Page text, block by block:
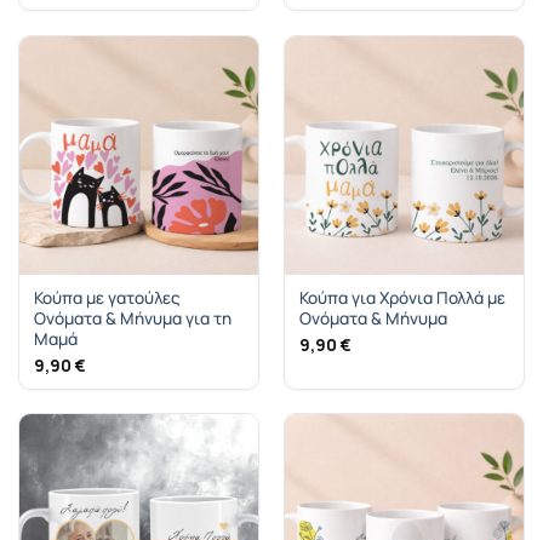
Κούπα με γατούλες
Ονόματα & Μήνυμα για τη
Μαμά
9,90 €
Κούπα για Χρόνια Πολλά με
Ονόματα & Μήνυμα
9,90 €